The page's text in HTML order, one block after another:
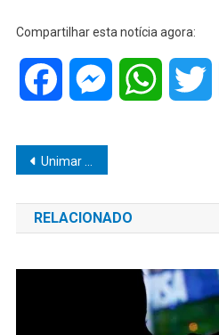
Compartilhar esta notícia agora:
Facebook MessengerWhatsApp
Navegação
de
Post
Unimar destaca prática cirúrgica desde o primeiro ano no curso de Medicina
RELACIONADO